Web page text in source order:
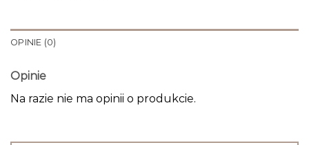
OPINIE (0)
Opinie
Na razie nie ma opinii o produkcie.